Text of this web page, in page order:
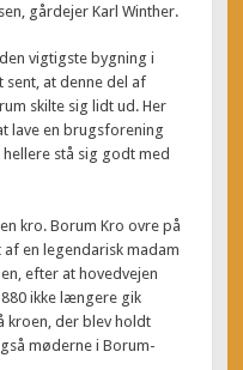
gårdejer Karl Winther.
vigtigste bygning i
sent, at denne del af
skilte sig lidt ud. Her
lave en brugsforening
stå sig godt med
kro. Borum Kro ovre på
en legendarisk madam
efter at hovedvejen
ikke længere gik
kroen, der blev holdt
møderne i Borum-